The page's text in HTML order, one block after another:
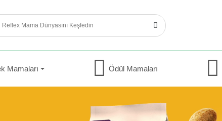
Mamaları Ödül Mamaları